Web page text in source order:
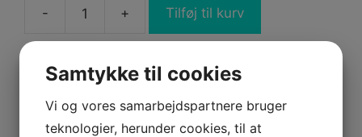
-
NAVIGATOR
PFD
(EU)
U/U
S/M
antal
+ Tilføj til kurv
Kategorier:PWC, Reservedele
Samtykke til cookies
Vi og vores samarbejdspartnere bruger
teknologier, herunder cookies, til at